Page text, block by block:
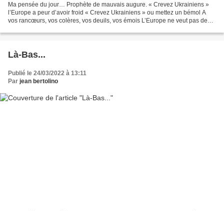
Ma pensée du jour… Prophète de mauvais augure. « Crevez Ukrainiens »
l’Europe a peur d’avoir froid « Crevez Ukrainiens » ou mettez un bémol A
vos rancœurs, vos colères, vos deuils, vos émois L’Europe ne veut pas de
Là-Bas...
Publié le 24/03/2022 à 13:11
Par jean bertolino